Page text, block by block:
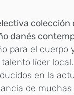
danés
para el cuerpo
líder
en la
de